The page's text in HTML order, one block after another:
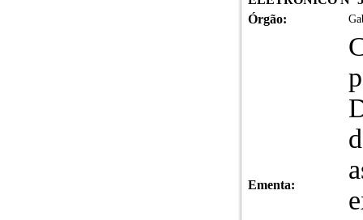
Órgão:
Ementa: